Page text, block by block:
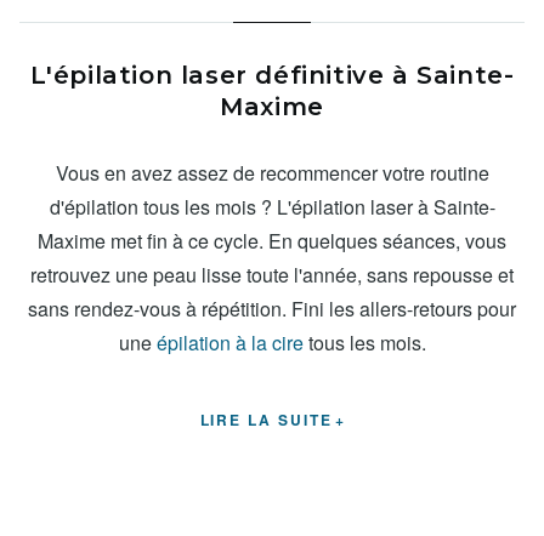
L'épilation laser définitive à Sainte-
Maxime
Vous en avez assez de recommencer votre routine
d'épilation tous les mois ? L'épilation laser à Sainte-
Maxime met fin à ce cycle. En quelques séances, vous
retrouvez une peau lisse toute l'année, sans repousse et
sans rendez-vous à répétition. Fini les allers-retours pour
uneépilation à la ciretous les mois.
LIRE LA SUITE